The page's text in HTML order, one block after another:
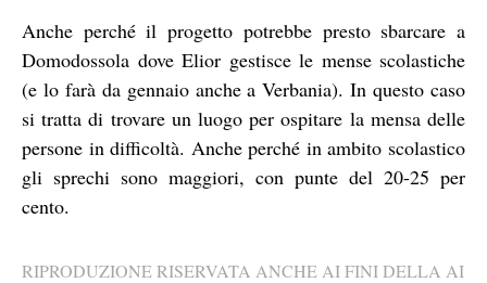
Anche perché il progetto potrebbe presto sbarcare a
Domodossola dove Elior gestisce le mense scolastiche
(e lo farà da gennaio anche a Verbania). In questo caso
si tratta di trovare un luogo per ospitare la mensa delle
persone in difficoltà. Anche perché in ambito scolastico
gli sprechi sono maggiori, con punte del 20-25 per
cento.
RIPRODUZIONE RISERVATA ANCHE AI FINI DELLA AI